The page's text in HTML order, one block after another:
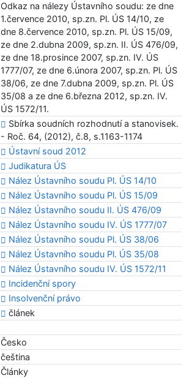
Odkaz na nálezy Ústavního soudu: ze dne
1.července 2010, sp.zn. Pl. ÚS 14/10, ze
dne 8.července 2010, sp.zn. Pl. ÚS 15/09,
ze dne 2.dubna 2009, sp.zn. II. ÚS 476/09,
ze dne 18.prosince 2007, sp.zn. IV. ÚS
1777/07, ze dne 6.února 2007, sp.zn. Pl. ÚS
38/06, ze dne 7.dubna 2009, sp.zn. Pl. ÚS
35/08 a ze dne 6.března 2012, sp.zn. IV.
ÚS 1572/11.
Sbírka soudních rozhodnutí a stanovisek.
- Roč. 64, (2012), č.8, s.1163-1174
Ústavní soud 2012
Judikatura ÚS
Nález Ústavního soudu Pl. ÚS 14/10
Nález Ústavního soudu Pl. ÚS 15/09
Nález Ústavního soudu II. ÚS 476/09
Nález Ústavního soudu IV. ÚS 1777/07
Nález Ústavního soudu Pl. ÚS 38/06
Nález Ústavního soudu Pl. ÚS 35/08
Nález Ústavního soudu IV. ÚS 1572/11
Incidenční spory
Insolvenční právo
článek
Česko
čeština
Články